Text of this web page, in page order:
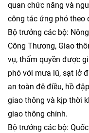
quan chức năng và
công tác ứng phó theo
Bộ trưởng các bộ:
Công Thương, Giao
vụ, thẩm quyền được
phó với mưa lũ, sạt lở
an toàn đê điều, hồ
giao thông và kịp thời
giao thông chính.
Bộ trưởng các bộ: